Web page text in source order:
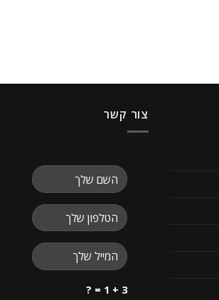
צור קשר
3 + 1 = ?